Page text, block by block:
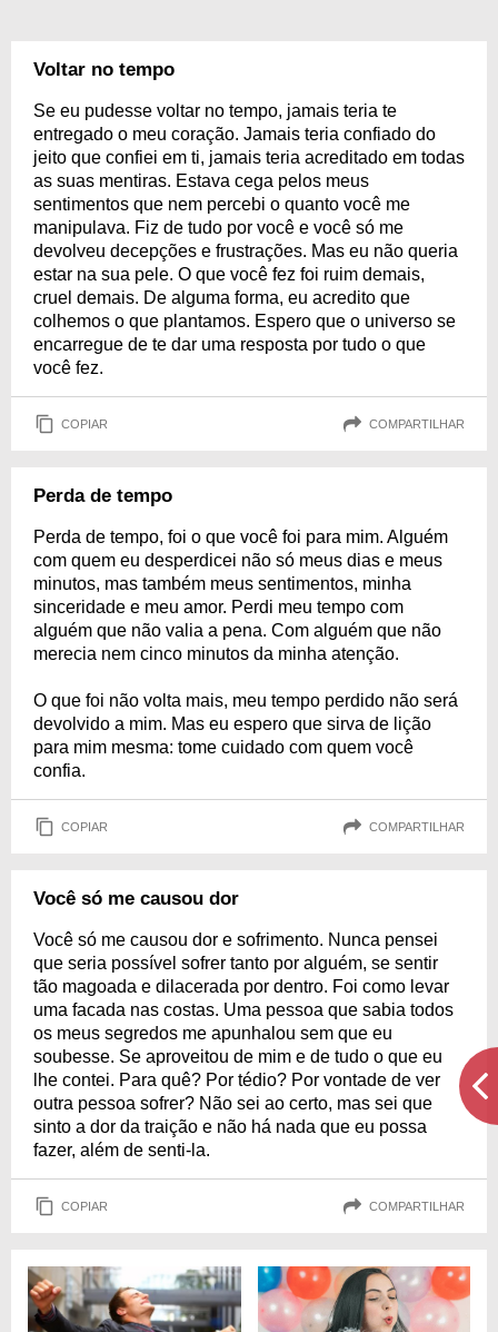
Voltar no tempo
Se eu pudesse voltar no tempo, jamais teria te
entregado o meu coração. Jamais teria confiado do
jeito que confiei em ti, jamais teria acreditado em todas
as suas mentiras. Estava cega pelos meus
sentimentos que nem percebi o quanto você me
manipulava. Fiz de tudo por você e você só me
devolveu decepções e frustrações. Mas eu não queria
estar na sua pele. O que você fez foi ruim demais,
cruel demais. De alguma forma, eu acredito que
colhemos o que plantamos. Espero que o universo se
encarregue de te dar uma resposta por tudo o que
você fez.
COPIAR COMPARTILHAR
Perda de tempo
Perda de tempo, foi o que você foi para mim. Alguém
com quem eu desperdicei não só meus dias e meus
minutos, mas também meus sentimentos, minha
sinceridade e meu amor. Perdi meu tempo com
alguém que não valia a pena. Com alguém que não
merecia nem cinco minutos da minha atenção.
O que foi não volta mais, meu tempo perdido não será
devolvido a mim. Mas eu espero que sirva de lição
para mim mesma: tome cuidado com quem você
confia.
COPIAR COMPARTILHAR
Você só me causou dor
Você só me causou dor e sofrimento. Nunca pensei
que seria possível sofrer tanto por alguém, se sentir
tão magoada e dilacerada por dentro. Foi como levar
uma facada nas costas. Uma pessoa que sabia todos
os meus segredos me apunhalou sem que eu
soubesse. Se aproveitou de mim e de tudo o que eu
lhe contei. Para quê? Por tédio? Por vontade de ver
outra pessoa sofrer? Não sei ao certo, mas sei que
sinto a dor da traição e não há nada que eu possa
fazer, além de senti-la.
COPIAR COMPARTILHAR